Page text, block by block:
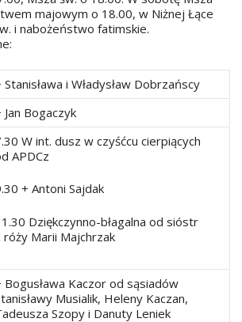
majowym o 18.00, w Niżnej Łące
i nabożeństwo fatimskie.
Stanisława i Władysław Dobrzańscy
Jan Bogaczyk
W int. dusz w czyśćcu cierpiących
APDCz
+ Antoni Sajdak
Dziękczynno-błagalna od sióstr
róży Marii Majchrzak
Bogusława Kaczor od sąsiadów
Musialik, Heleny Kaczan,
Szopy i Danuty Leniek